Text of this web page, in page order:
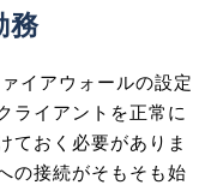
務
イアウォールの設定
ライアントを正常に
ておく必要がありま
の接続がそもそも始